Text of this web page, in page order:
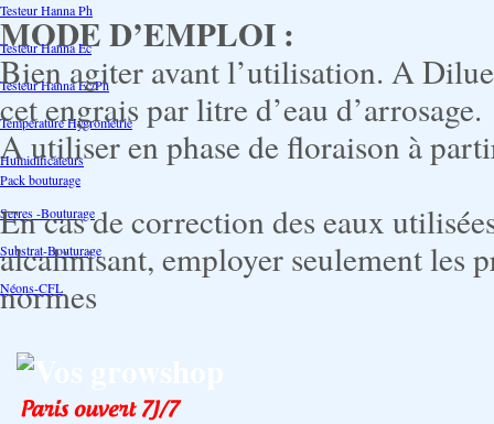
Testeur Hanna Ph
Testeur Hanna Ec
Testeur Hanna Ec/Ph
Température Hygrométrie
Humidificateurs
Pack bouturage
Serres -Bouturage
Substrat-Bouturage
Néons-CFL
MODE D’EMPLOI :
Bien agiter avant l’utilisation. A
cet engrais par litre d’eau d’arrosage.
A utiliser en phase de floraison à
En cas de correction des eaux
alcalinisant, employer seulement les
normes